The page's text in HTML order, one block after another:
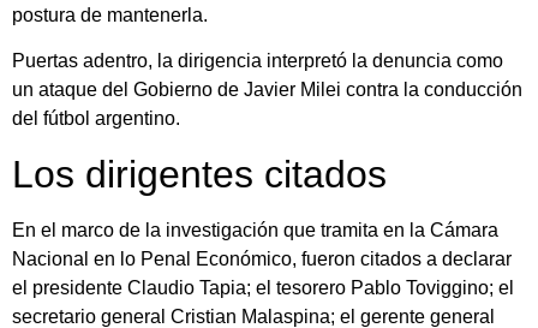
postura de mantenerla.
Puertas adentro, la dirigencia interpretó la denuncia como
un ataque del Gobierno de Javier Milei contra la conducción
del fútbol argentino.
Los dirigentes citados
En el marco de la investigación que tramita en la Cámara
Nacional en lo Penal Económico, fueron citados a declarar
el presidente Claudio Tapia; el tesorero Pablo Toviggino; el
secretario general Cristian Malaspina; el gerente general